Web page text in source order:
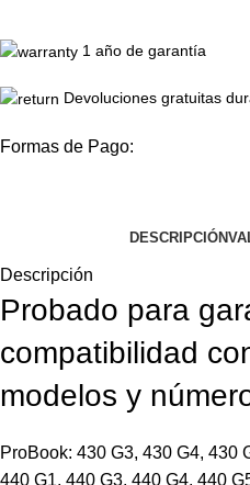
1 año de garantía
Devoluciones gratuitas
Formas de Pago:
DESCRIPCIÓN
Descripción
Probado para
compatibilidad
modelos y
ProBook: 430 G3, 430 G4, 430
440 G1, 440 G3, 440 G4, 440